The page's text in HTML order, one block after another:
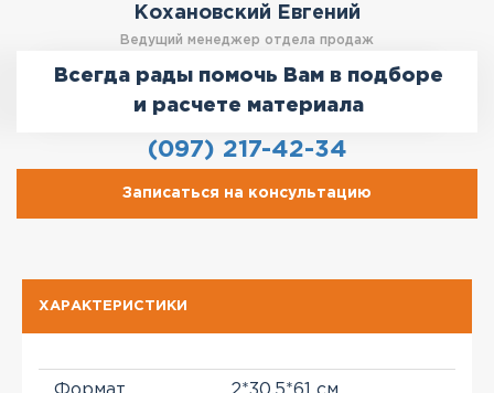
Кохановский Евгений
Ведущий менеджер отдела продаж
Всегда рады помочь Вам в подборе
и расчете материала
(097) 217-42-34
Записаться на консультацию
ХАРАКТЕРИСТИКИ